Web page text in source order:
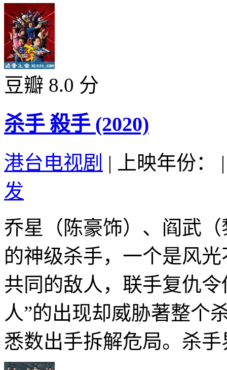
豆瓣 8.0 分
杀手 殺手 (2020)
港台电视剧 | 上映年份：
|
发
乔星（陈豪饰）、阎武
的神级杀手，一个是风
共同的敌人，联手复仇
人”的出现却威胁著整个
悉数出手拆解危局。杀